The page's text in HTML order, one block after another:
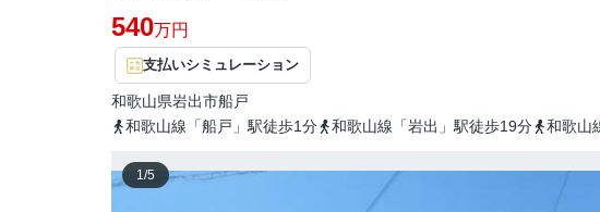
540万円
支払いシミュレーション
和歌山県岩出市船戸
和歌山線「船戸」駅徒歩1分
和歌山線「岩出」駅徒歩19分 和歌山
1/5